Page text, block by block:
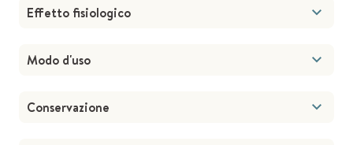
Effetto fisiologico
Modo d'uso
Conservazione